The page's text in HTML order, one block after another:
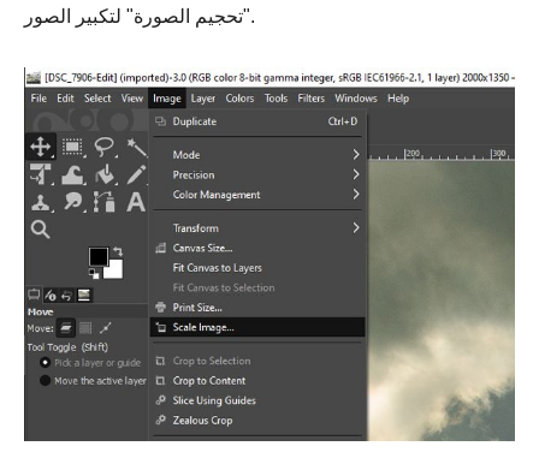
الخطوه 3.
الخطوة 4.
"تحجيم الصورة" لتكبير الصور.